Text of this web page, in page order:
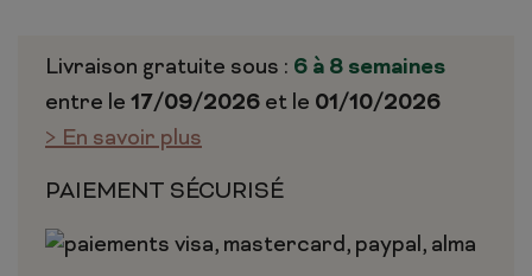
Livraison gratuite sous : 6 à 8 semaines
entre le 17/09/2026 et le 01/10/2026
> En savoir plus
PAIEMENT SÉCURISÉ